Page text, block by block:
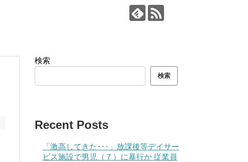
検索
検索
Recent Posts
「激高してきた･･･」放課後等デイサー
ビス施設で男児（７）に暴行か 従業員